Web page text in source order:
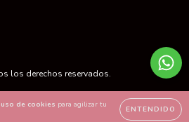
de cookies para agilizar tu
ENTENDIDO
los derechos reservados.